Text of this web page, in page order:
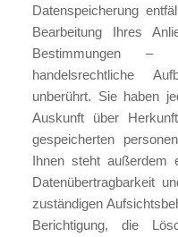
Datenspeicherung
Bearbeitung Ihres
Bestimmungen –
handelsrechtliche
unberührt. Sie haben
Auskunft über
gespeicherten
Ihnen steht außerdem
Datenübertragbarkeit
zuständigen
Berichtigung, die